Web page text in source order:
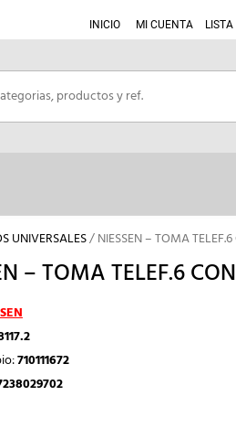
INICIO MI CUENTA LISTA
UNIVERSALES/ NIESSEN – TOMA
– TOMA TELEF.6
710111672